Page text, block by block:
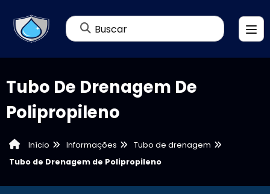
Buscar
Tubo De Drenagem De
Polipropileno
Início Informações
Tubo de drenagem
Tubo de Drenagem de Polipropileno